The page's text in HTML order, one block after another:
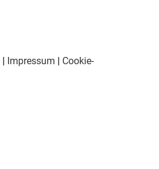
| Impressum | Cookie-